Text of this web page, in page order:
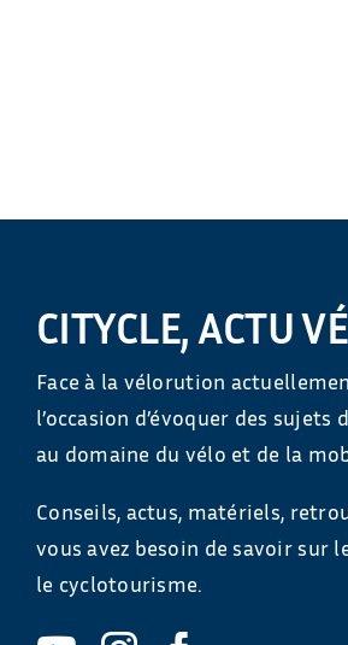
CITYCLE, ACTU
Face à la vélorution
l’occasion d’évoquer des sujets
au domaine du vélo et de la
Conseils, actus, matériels,
vous avez besoin de savoir sur
le cyclotourisme.